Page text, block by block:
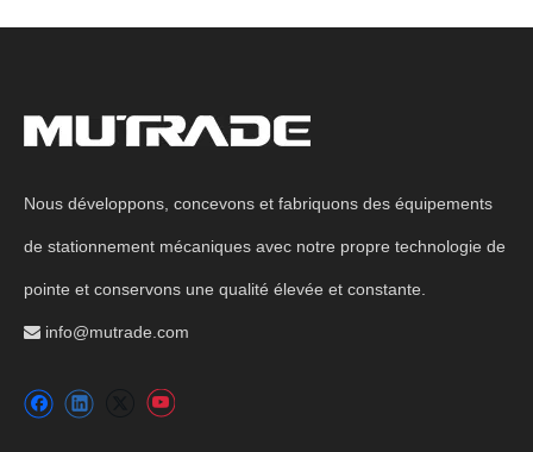
Nous développons, concevons et fabriquons des équipements
de stationnement mécaniques avec notre propre technologie de
pointe et conservons une qualité élevée et constante.
 info@mutrade.com